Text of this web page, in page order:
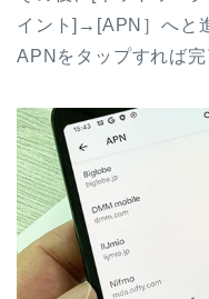
イント]→[APN］へと
APNをタップすれば完